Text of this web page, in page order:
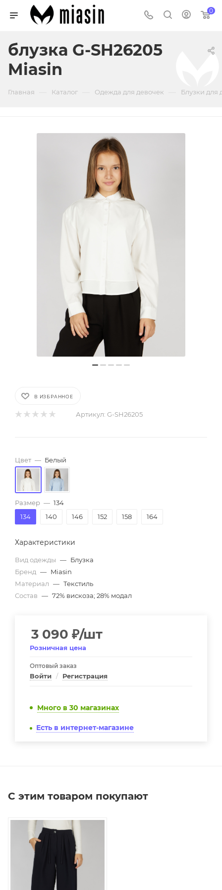
0
блузка G-SH26205
Miasin
Главная Каталог Одежда для девочек Блузки для
В ИЗБРАННОЕ
Артикул: G-SH26205
Цвет — Белый
Размер — 134
134
140 146 152 158 164
Характеристики
Вид одежды — Блузка
Бренд — Miasin
Материал — Текстиль
Состав — 72% вискоза; 28% модал
3 090 ₽/шт
Розничная цена
Оптовый заказ
Войти / Регистрация
Много в 30 магазинах
Есть в интернет-магазине
С этим товаром покупают